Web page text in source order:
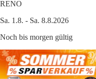
RENO
Sa. 1.8. - Sa. 8.8.2026
Noch bis morgen gültig